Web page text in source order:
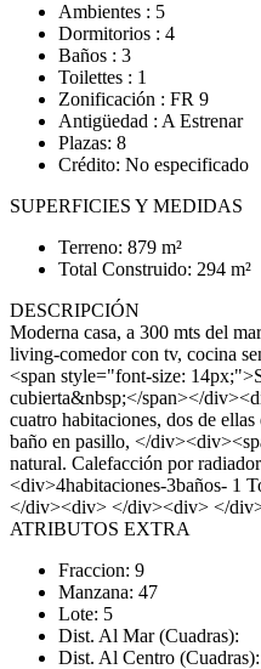
Ambientes : 5
Dormitorios : 4
Baños : 3
Toilettes : 1
Zonificación : FR 9
Antigüedad : A Estrenar
Plazas: 8
Crédito: No especificado
SUPERFICIES Y MEDIDAS
Terreno: 879 m²
Total Construido: 294 m²
DESCRIPCIÓN
Moderna casa, a 300 mts del
living-comedor con tv, cocina
<span style="font-size:
cubierta&nbsp;</span></
cuatro habitaciones, dos de
baño en pasillo, </
natural. Calefacción por
<div>4habitaciones-3baños- 1
</div><div> </div><div> </
ATRIBUTOS EXTRA
Fraccion: 9
Manzana: 47
Lote: 5
Dist. Al Mar (Cuadras):
Dist. Al Centro